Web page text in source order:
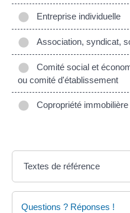
Entreprise individuelle
Association, syndicat,
Comité social et
ou comité d'établissement
Copropriété immobilière
Textes de référence
Questions ? Réponses !